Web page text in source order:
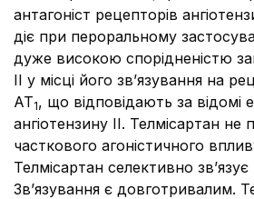
антагоніст рецепторів
діє при пероральному
дуже високою спорідненістю
ІІ у місці його зв’язування на
АТ1, що відповідають за відомі
ангіотензину ІІ. Телмісартан не
часткового агоністичного
Телмісартан селективно
Зв’язування є довготривалим.